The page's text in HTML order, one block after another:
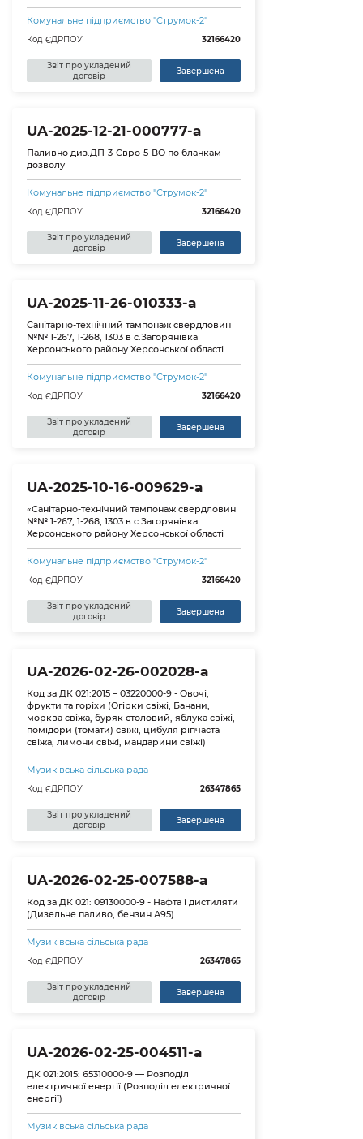
Комунальне підприємство "Струмок-2"
Код ЄДРПОУ 32166420
Звіт про укладений
договір
Завершена
UA-2025-12-21-000777-a
Паливно диз.ДП-3-Євро-5-ВО по бланкам
дозволу
Комунальне підприємство "Струмок-2"
Код ЄДРПОУ 32166420
Звіт про укладений
договір
Завершена
UA-2025-11-26-010333-a
Санітарно-технічний тампонаж свердловин
№№ 1-267, 1-268, 1303 в с.Загорянівка
Херсонського району Херсонської області
Комунальне підприємство "Струмок-2"
Код ЄДРПОУ 32166420
Звіт про укладений
договір
Завершена
UA-2025-10-16-009629-a
«Санітарно-технічний тампонаж свердловин
№№ 1-267, 1-268, 1303 в с.Загорянівка
Херсонського району Херсонської області
Комунальне підприємство "Струмок-2"
Код ЄДРПОУ 32166420
Звіт про укладений
договір
Завершена
UA-2026-02-26-002028-a
Код за ДК 021:2015 – 03220000-9 - Овочі,
фрукти та горіхи (Огірки свіжі, Банани,
морква свіжа, буряк столовий, яблука свіжі,
помідори (томати) свіжі, цибуля ріпчаста
свіжа, лимони свіжі, мандарини свіжі)
Музиківська сільська рада
Код ЄДРПОУ 26347865
Звіт про укладений
договір
Завершена
UA-2026-02-25-007588-a
Код за ДК 021: 09130000-9 - Нафта і дистиляти
(Дизельне паливо, бензин А95)
Музиківська сільська рада
Код ЄДРПОУ 26347865
Звіт про укладений
договір
Завершена
UA-2026-02-25-004511-a
ДК 021:2015: 65310000-9 — Розподіл
електричної енергії (Розподіл електричної
енергії)
Музиківська сільська рада